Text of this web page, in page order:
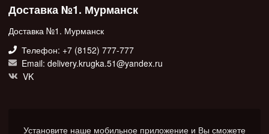
Доставка №1. Мурманск
Доставка №1. Мурманск
Телефон: +7 (8152) 777-777
Email: delivery.krugka.51@yandex.ru
VK
Установите наше мобильное приложение и Вы сможете